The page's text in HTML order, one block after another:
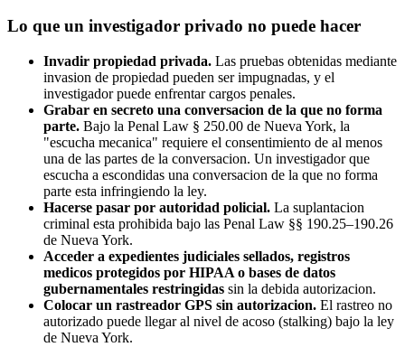
Lo que un investigador privado no puede hacer
Invadir propiedad privada. Las pruebas obtenidas mediante
invasion de propiedad pueden ser impugnadas, y el
investigador puede enfrentar cargos penales.
Grabar en secreto una conversacion de la que no forma
parte. Bajo la Penal Law § 250.00 de Nueva York, la
"escucha mecanica" requiere el consentimiento de al menos
una de las partes de la conversacion. Un investigador que
escucha a escondidas una conversacion de la que no forma
parte esta infringiendo la ley.
Hacerse pasar por autoridad policial. La suplantacion
criminal esta prohibida bajo las Penal Law §§ 190.25–190.26
de Nueva York.
Acceder a expedientes judiciales sellados, registros
medicos protegidos por HIPAA o bases de datos
gubernamentales restringidas sin la debida autorizacion.
Colocar un rastreador GPS sin autorizacion. El rastreo no
autorizado puede llegar al nivel de acoso (stalking) bajo la ley
de Nueva York.